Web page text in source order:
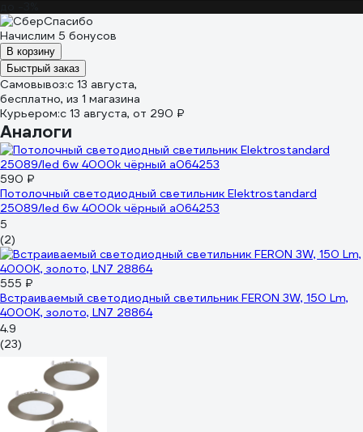
Начислим 5 бонусов
В корзину
Быстрый заказ
Самовывоз:c 13 августа,
бесплатно, из 1 магазина
Курьером:c 13 августа, от 290 ₽
Аналоги
590 ₽
Потолочный светодиодный светильник Elektrostandard
25089/led 6w 4000k чёрный a064253
5
(2)
555 ₽
Встраиваемый светодиодный светильник FERON 3W, 150 Lm,
4000К, золото, LN7 28864
4.9
(23)